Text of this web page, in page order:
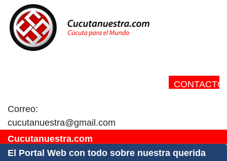
CONTACTO:
Correo:
cucutanuestra@gmail.com
Cucutanuestra.com
El Portal Web con todo sobre nuestra querida